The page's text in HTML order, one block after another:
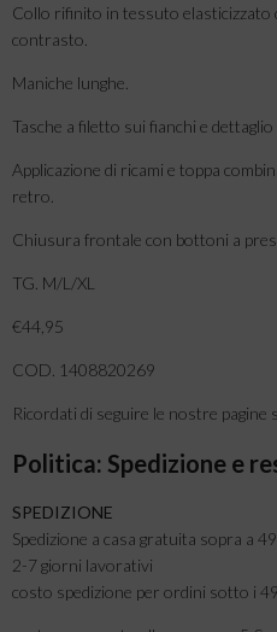
Collo rifinito in tessuto elasticizzato
contrasto.
Maniche lunghe.
Tasche a filetto sui fianchi e
Applicazione di ricami e toppa
retro.
Chiusura frontale con bottoni a
TG. M/L/XL
€44,95
COD. 1408820269
Ricordati di seguire le nostre pagine
Politica: Spedizione e
SPEDIZIONE
Spedizione a casa gratuita sopra a
2-7 giorni lavorativi
costo spedizione per ordini sotto i